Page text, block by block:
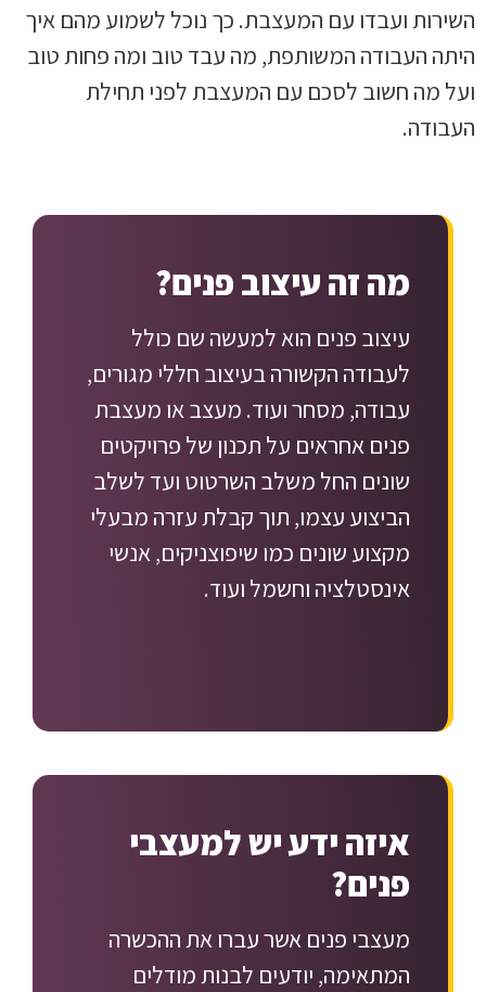
השירות ועבדו עם המעצבת. כך נוכל לשמוע מהם איך
היתה העבודה המשותפת, מה עבד טוב ומה פחות טוב
ועל מה חשוב לסכם עם המעצבת לפני תחילת
העבודה.
מה זה עיצוב פנים?
עיצוב פנים הוא למעשה שם כולל
לעבודה הקשורה בעיצוב חללי מגורים,
עבודה, מסחר ועוד. מעצב או מעצבת
פנים אחראים על תכנון של פרויקטים
שונים החל משלב השרטוט ועד לשלב
הביצוע עצמו, תוך קבלת עזרה מבעלי
מקצוע שונים כמו שיפוצניקים, אנשי
אינסטלציה וחשמל ועוד.
איזה ידע יש למעצבי
פנים?
מעצבי פנים אשר עברו את ההכשרה
המתאימה, יודעים לבנות מודלים